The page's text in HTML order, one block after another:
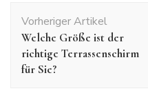
Navigation
Vorheriger Artikel
Welche Größe ist der
richtige Terrassenschirm
für Sie?